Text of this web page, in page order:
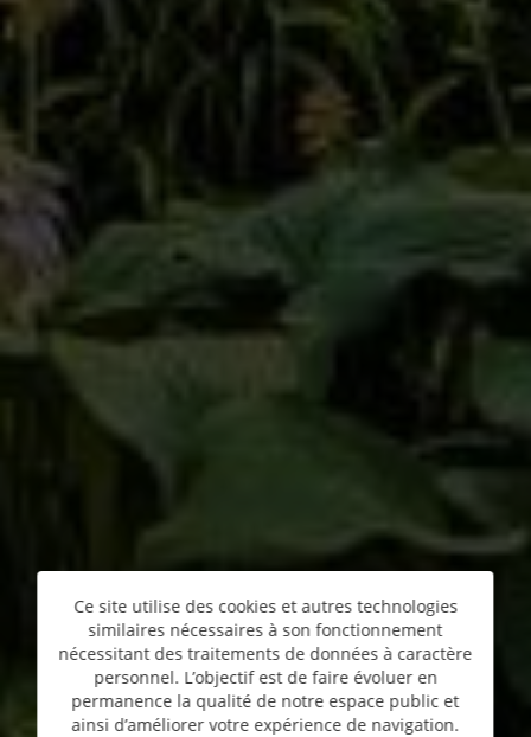
Ce site utilise des cookies et autres technologies
similaires nécessaires à son fonctionnement
nécessitant des traitements de données à caractère
personnel. L’objectif est de faire évoluer en
permanence la qualité de notre espace public et
ainsi d’améliorer votre expérience de navigation.